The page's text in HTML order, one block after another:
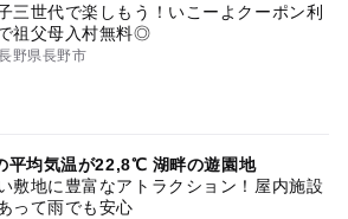
三世代で楽しもう！いこーよクーポン利
祖父母入村無料◎
野県長野市
平均気温が22,8℃ 湖畔の遊園地
敷地に豊富なアトラクション！屋内施設
って雨でも安心